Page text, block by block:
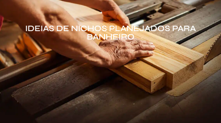
IDEIAS DE NICHOS PLANEJADOS PARA
BANHEIRO